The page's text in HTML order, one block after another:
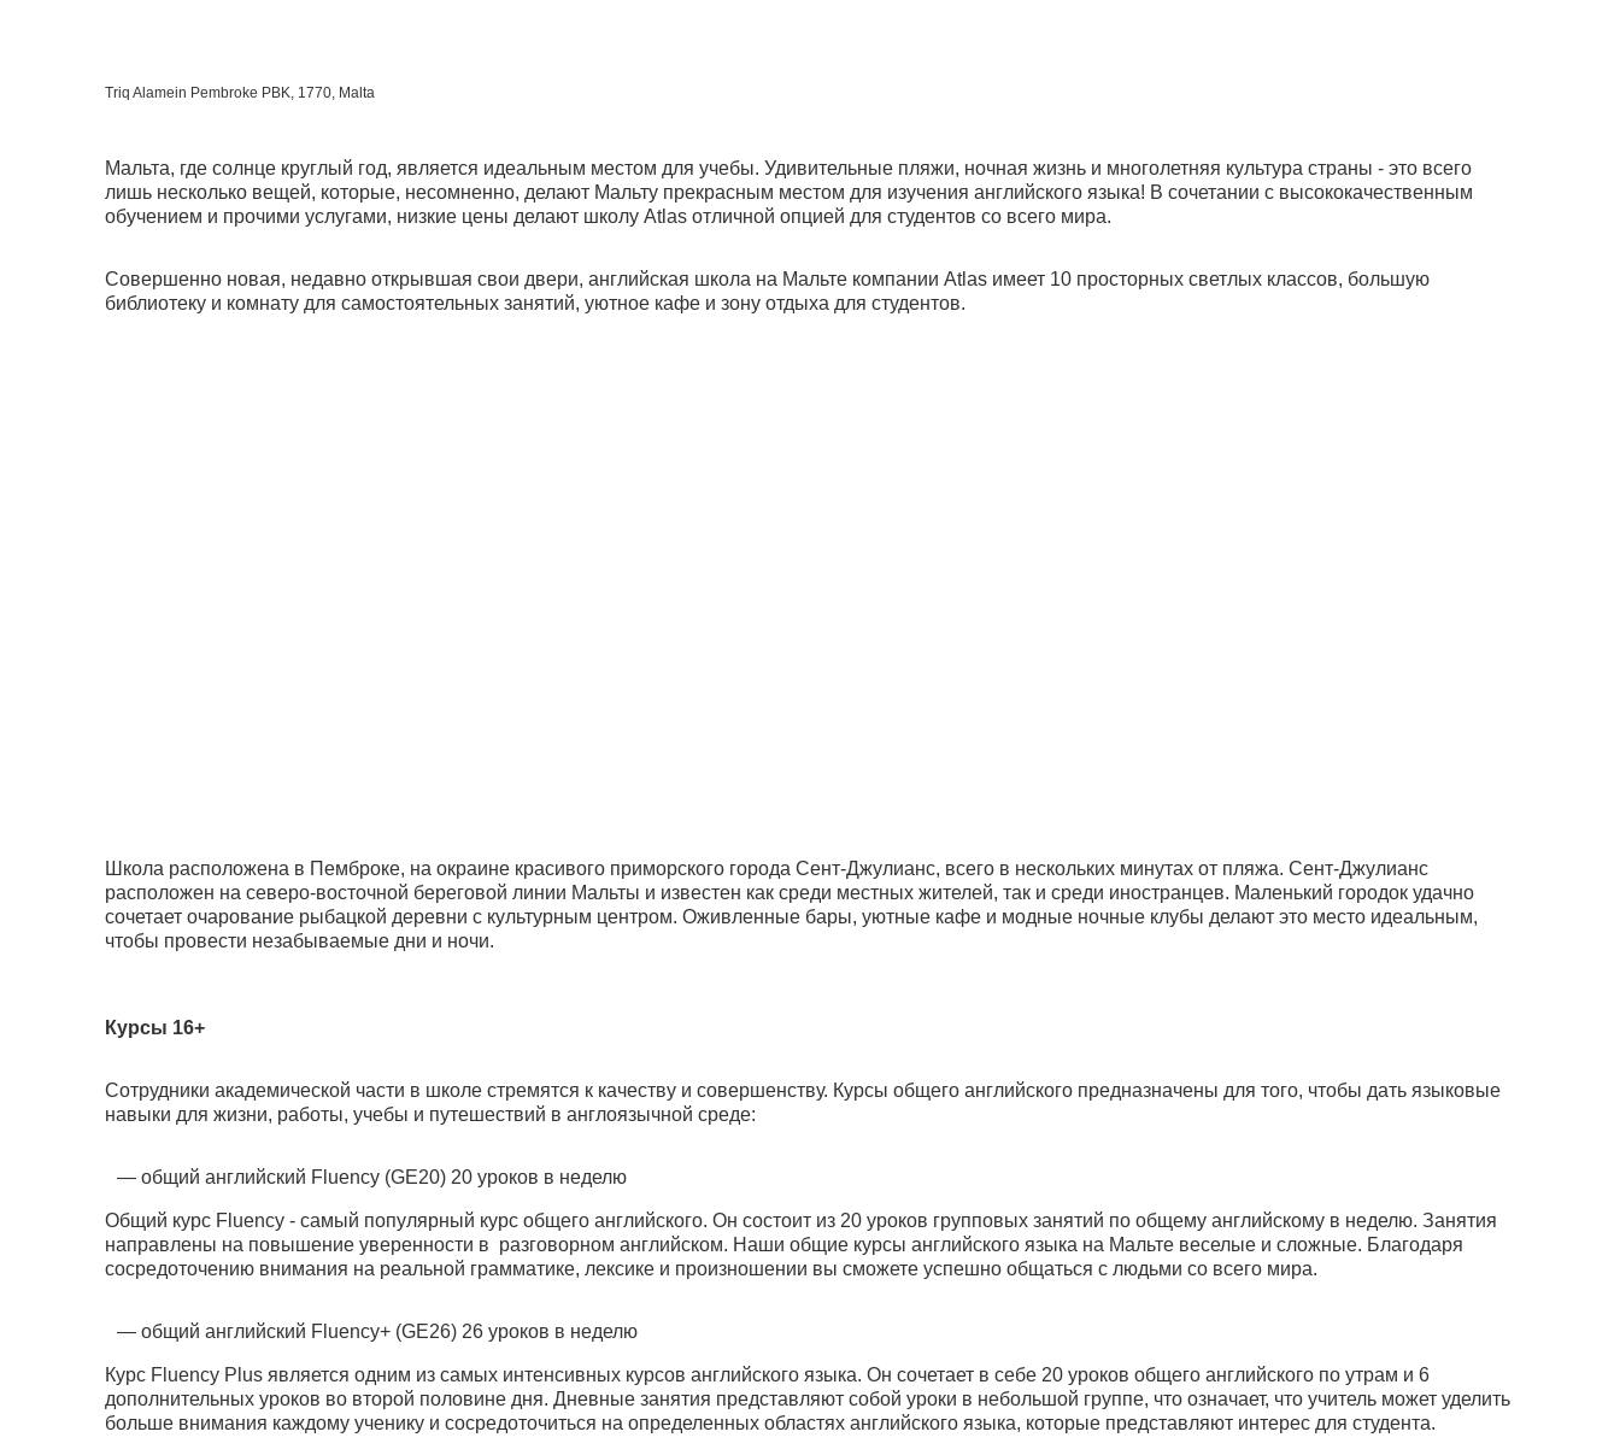
Triq Alamein Pembroke PBK, 1770, Malta
Мальта, где солнце круглый год, является идеальным местом для учебы. Удивительные пляжи, ночная жизнь и многолетняя культура страны - это всего
лишь несколько вещей, которые, несомненно, делают Мальту прекрасным местом для изучения английского языка! В сочетании с высококачественным
обучением и прочими услугами, низкие цены делают школу Atlas отличной опцией для студентов со всего мира.
Совершенно новая, недавно открывшая свои двери, английская школа на Мальте компании Atlas имеет 10 просторных светлых классов, большую
библиотеку и комнату для самостоятельных занятий, уютное кафе и зону отдыха для студентов.
Школа расположена в Пемброке, на окраине красивого приморского города Сент-Джулианс, всего в нескольких минутах от пляжа. Сент-Джулианс
расположен на северо-восточной береговой линии Мальты и известен как среди местных жителей, так и среди иностранцев. Маленький городок удачно
сочетает очарование рыбацкой деревни с культурным центром. Оживленные бары, уютные кафе и модные ночные клубы делают это место идеальным,
чтобы провести незабываемые дни и ночи.
Курсы 16+
Сотрудники академической части в школе стремятся к качеству и совершенству. Курсы общего английского предназначены для того, чтобы дать языковые
навыки для жизни, работы, учебы и путешествий в англоязычной среде:
общий английский Fluency (GE20) 20 уроков в неделю
Общий курс Fluency - самый популярный курс общего английского. Он состоит из 20 уроков групповых занятий по общему английскому в неделю. Занятия
направлены на повышение уверенности в разговорном английском. Наши общие курсы английского языка на Мальте веселые и сложные. Благодаря
сосредоточению внимания на реальной грамматике, лексике и произношении вы сможете успешно общаться с людьми со всего мира.
общий английский Fluency+ (GE26) 26 уроков в неделю
Курс Fluency Plus является одним из самых интенсивных курсов английского языка. Он сочетает в себе 20 уроков общего английского по утрам и 6
дополнительных уроков во второй половине дня. Дневные занятия представляют собой уроки в небольшой группе, что означает, что учитель может уделить
больше внимания каждому ученику и сосредоточиться на определенных областях английского языка, которые представляют интерес для студента.